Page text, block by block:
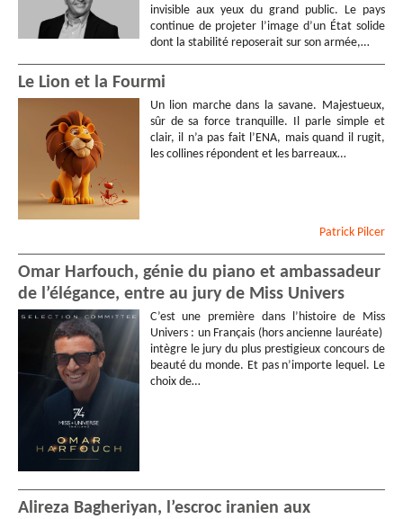
invisible aux yeux du grand public. Le pays
continue de projeter l’image d’un État solide
dont la stabilité reposerait sur son armée,…
Le Lion et la Fourmi
Un lion marche dans la savane. Majestueux,
sûr de sa force tranquille. Il parle simple et
clair, il n’a pas fait l’ENA, mais quand il rugit,
les collines répondent et les barreaux…
Patrick Pilcer
Omar Harfouch, génie du piano et ambassadeur
de l’élégance, entre au jury de Miss Univers
C’est une première dans l’histoire de Miss
Univers : un Français (hors ancienne lauréate)
intègre le jury du plus prestigieux concours de
beauté du monde. Et pas n’importe lequel. Le
choix de…
Alireza Bagheriyan, l’escroc iranien aux